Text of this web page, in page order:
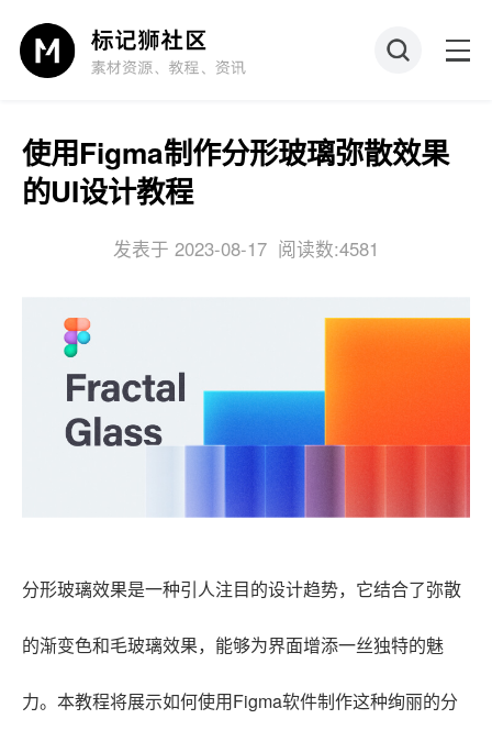
使用Figma制作分形玻璃弥散效果
的UI设计教程
发表于 2023-08-17 阅读数:4581
分形玻璃效果是一种引人注目的设计趋势，它结合了弥散
的渐变色和毛玻璃效果，能够为界面增添一丝独特的魅
力。本教程将展示如何使用Figma软件制作这种绚丽的分